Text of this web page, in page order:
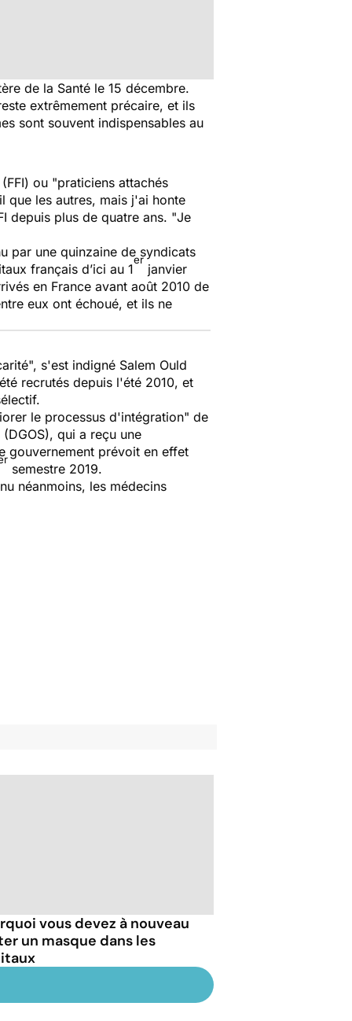
de la Santé le 15 décembre.
extrêmement précaire, et ils
sont souvent indispensables au
ou "praticiens attachés
que les autres, mais j'ai honte
depuis plus de quatre ans. "Je
par une quinzaine de syndicats
français d’ici au 1
er
janvier
en France avant août 2010 de
eux ont échoué, et ils ne
", s'est indigné Salem Ould
recrutés depuis l'été 2010, et
le processus d'intégration" de
qui a reçu une
gouvernement prévoit en effet
semestre 2019.
néanmoins, les médecins
vous devez à nouveau
un masque dans les